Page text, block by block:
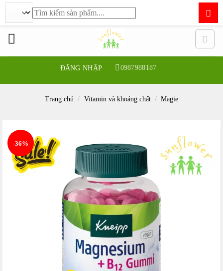
ĐĂNG NHẬP 0987988187
Tìm
kiếm:
Trang chủ / Vitamin và khoáng chất / Magie
-36%